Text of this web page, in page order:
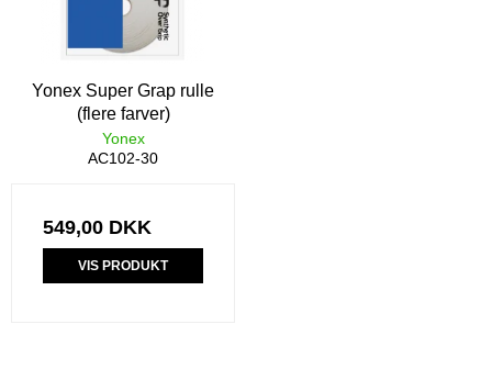
Yonex Super Grap rulle
(flere farver)
Yonex
AC102-30
549,00 DKK
VIS PRODUKT